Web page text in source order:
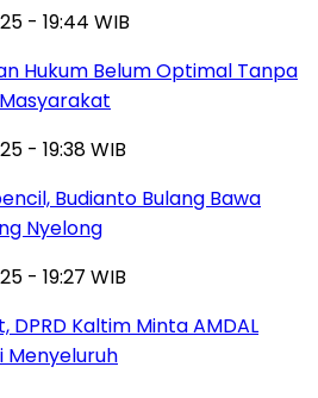
- 19:44 WIB
Hukum Belum Optimal Tanpa
- 19:38 WIB
Budianto Bulang Bawa
Nyelong
- 19:27 WIB
DPRD Kaltim Minta AMDAL
Menyeluruh